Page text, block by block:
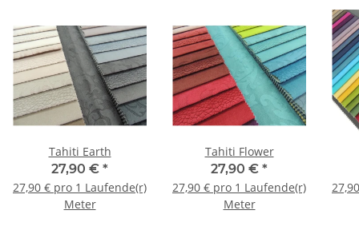
Tahiti Earth
27,90 € *
27,90 € pro 1 Laufende(r)
Meter
Tahiti Flower
27,90 € *
27,90 € pro 1 Laufende(r)
Meter